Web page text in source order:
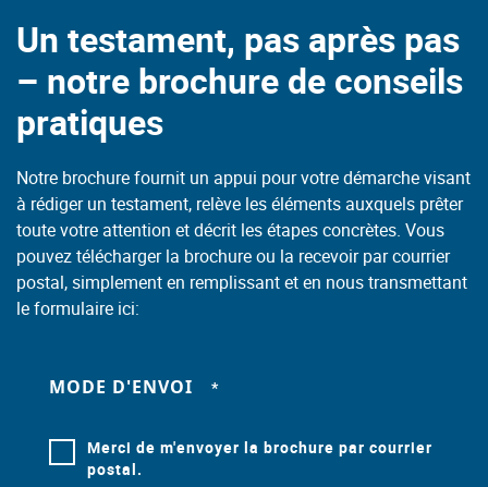
Un testament, pas après pas
– notre brochure de conseils
pratiques
Notre brochure fournit un appui pour votre démarche visant
à rédiger un testament, relève les éléments auxquels prêter
toute votre attention et décrit les étapes concrètes. Vous
pouvez télécharger la brochure ou la recevoir par courrier
postal, simplement en remplissant et en nous transmettant
le formulaire ici:
MODE D'ENVOI
Merci de m'envoyer la brochure par courrier
postal.